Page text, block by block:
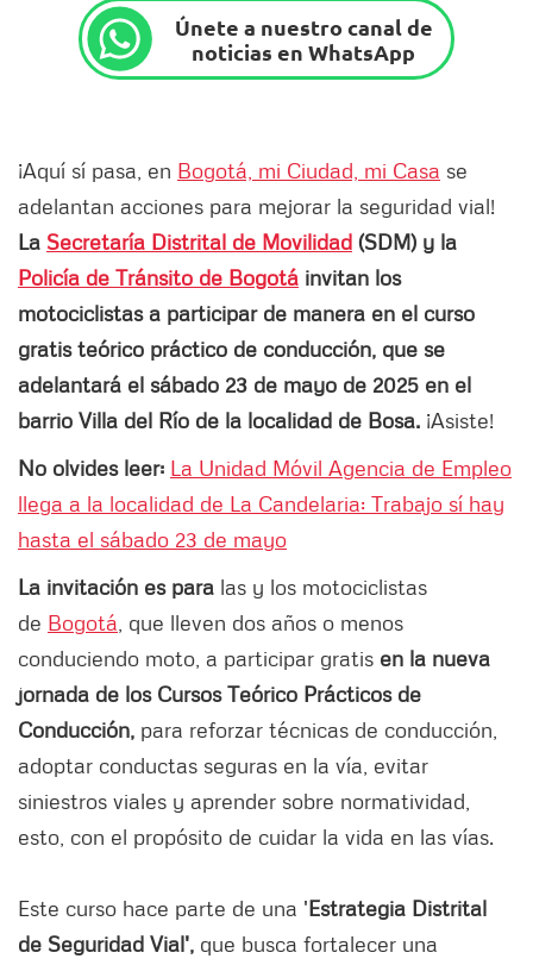
Únete a nuestro canal de
noticias en WhatsApp
¡Aquí sí pasa, en Bogotá, mi Ciudad, mi Casa se
adelantan acciones para mejorar la seguridad vial!
La Secretaría Distrital de Movilidad (SDM) y la
Policía de Tránsito de Bogotá invitan los
motociclistas a participar de manera en el curso
gratis teórico práctico de conducción, que se
adelantará el sábado 23 de mayo de 2025 en el
barrio Villa del Río de la localidad de Bosa. ¡Asiste!
No olvides leer: La Unidad Móvil Agencia de Empleo
llega a la localidad de La Candelaria: Trabajo sí hay
hasta el sábado 23 de mayo
La invitación es para las y los motociclistas
de Bogotá , que lleven dos años o menos
conduciendo moto, a participar gratis en la nueva
jornada de los Cursos Teórico Prácticos de
Conducción, para reforzar técnicas de conducción,
adoptar conductas seguras en la vía, evitar
siniestros viales y aprender sobre normatividad,
esto, con el propósito de cuidar la vida en las vías.
Este curso hace parte de una 'Estrategia Distrital
de Seguridad Vial', que busca fortalecer una